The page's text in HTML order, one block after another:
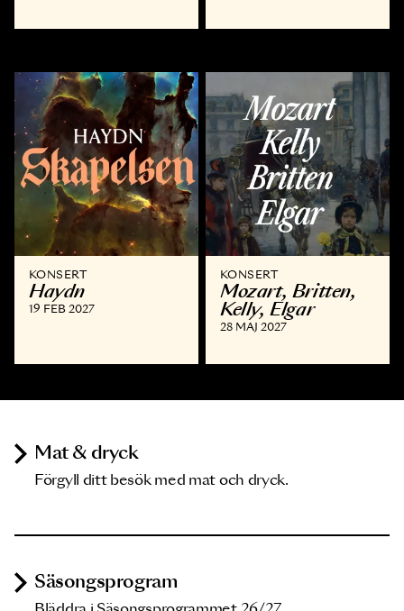
KONSERT
Haydn
19 FEB 2027
KONSERT
Mozart, Britten,
Kelly, Elgar
28 MAJ 2027
Mat & dryck
Förgyll ditt besök med mat och dryck.
Säsongsprogram